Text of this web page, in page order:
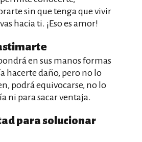
sin que tenga que vivir
hacia ti. ¡Eso es amor!
en sus manos formas
hacerte daño, pero no lo
podrá equivocarse, no lo
ni para sacar ventaja.
para solucionar